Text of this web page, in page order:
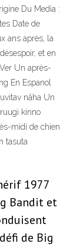
Du Media :
Date de
ans après, la
et en
Un après-
En Espanol
näha Un
kinno
midi de chien
tasuta
1977
Bandit et
de Big